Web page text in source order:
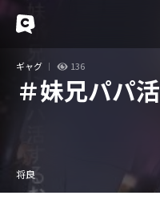
ギャグ 136
＃妹兄パパ活
将良